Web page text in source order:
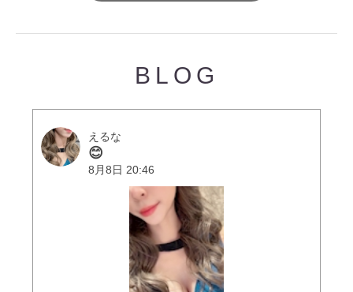
BLOG
えるな
😊
8月8日 20:46